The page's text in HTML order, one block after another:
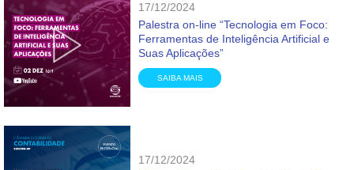
17/12/2024
Palestra on-line “Tecnologia em Foco:
Ferramentas de Inteligência Artificial e
Suas Aplicações”
SAIBA MAIS
17/12/2024